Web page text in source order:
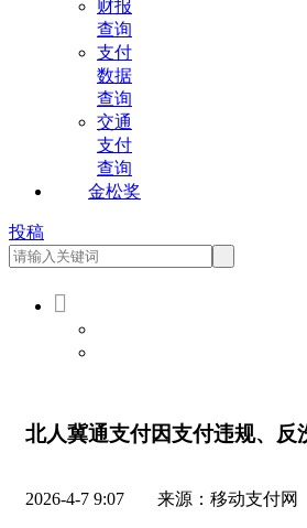
财报
查询
支付
数据
查询
交通
支付
查询
金松奖
投稿

北人冀通支付因支付违规、反
2026-4-7 9:07 来源：移动支付网